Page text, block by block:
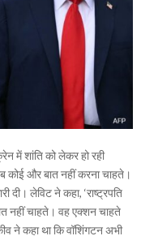
में शांति को लेकर हो रही
कोई और बात नहीं करना चाहते।
दी। लेविट ने कहा, ‘राष्ट्रपति
नहीं चाहते। वह एक्शन चाहते
ने कहा था कि वॉशिंगटन अभी